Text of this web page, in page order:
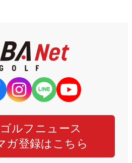
ルフニュース
ガ登録はこちら